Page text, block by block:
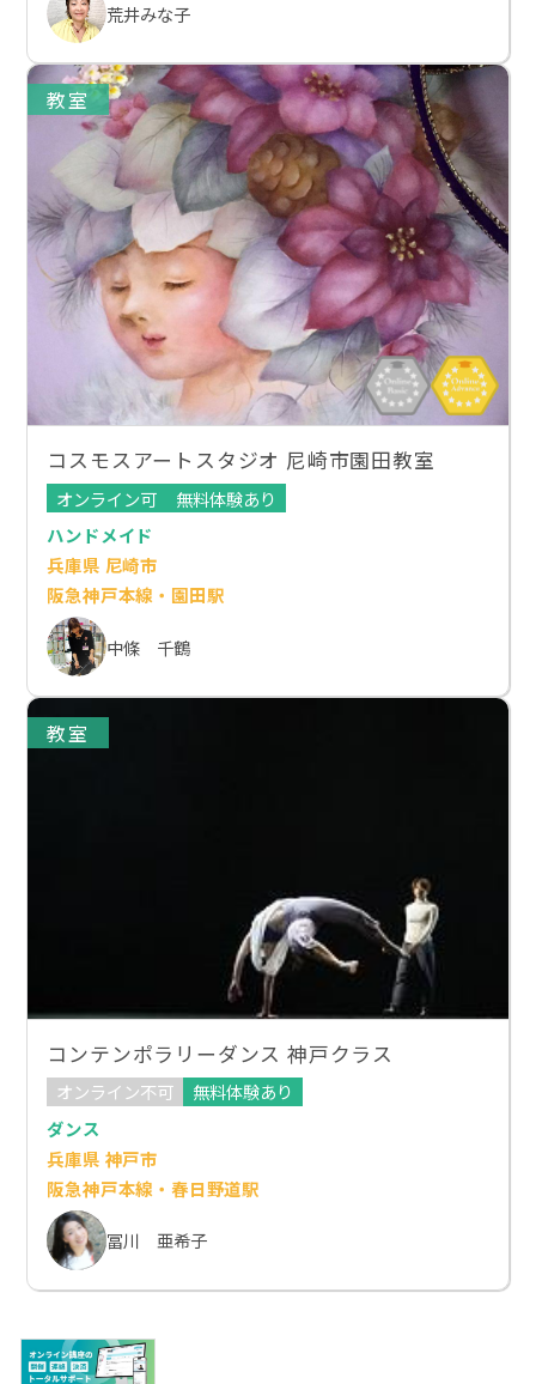
荒井みな子
教室
コスモスアートスタジオ 尼崎市園田教室
オンライン可
無料体験あり
ハンドメイド
兵庫県 尼崎市
阪急神戸本線・園田駅
中條 千鶴
教室
コンテンポラリーダンス 神戸クラス
オンライン不可
無料体験あり
ダンス
兵庫県 神戸市
阪急神戸本線・春日野道駅
冨川 亜希子